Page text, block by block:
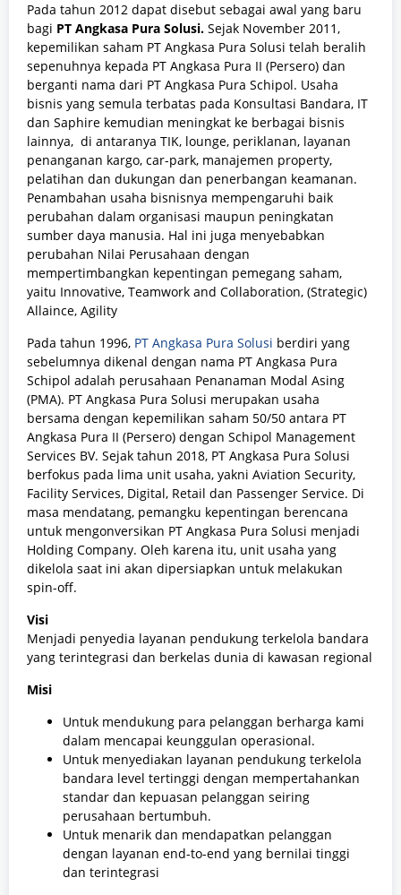
Pada tahun 2012 dapat disebut sebagai awal yang baru
bagi PT Angkasa Pura Solusi. Sejak November 2011,
kepemilikan saham PT Angkasa Pura Solusi telah beralih
sepenuhnya kepada PT Angkasa Pura II (Persero) dan
berganti nama dari PT Angkasa Pura Schipol. Usaha
bisnis yang semula terbatas pada Konsultasi Bandara, IT
dan Saphire kemudian meningkat ke berbagai bisnis
lainnya, di antaranya TIK, lounge, periklanan, layanan
penanganan kargo, car-park, manajemen property,
pelatihan dan dukungan dan penerbangan keamanan.
Penambahan usaha bisnisnya mempengaruhi baik
perubahan dalam organisasi maupun peningkatan
sumber daya manusia. Hal ini juga menyebabkan
perubahan Nilai Perusahaan dengan
mempertimbangkan kepentingan pemegang saham,
yaitu Innovative, Teamwork and Collaboration, (Strategic)
Allaince, Agility
Pada tahun 1996, PT Angkasa Pura Solusi berdiri yang
sebelumnya dikenal dengan nama PT Angkasa Pura
Schipol adalah perusahaan Penanaman Modal Asing
(PMA). PT Angkasa Pura Solusi merupakan usaha
bersama dengan kepemilikan saham 50/50 antara PT
Angkasa Pura II (Persero) dengan Schipol Management
Services BV. Sejak tahun 2018, PT Angkasa Pura Solusi
berfokus pada lima unit usaha, yakni Aviation Security,
Facility Services, Digital, Retail dan Passenger Service. Di
masa mendatang, pemangku kepentingan berencana
untuk mengonversikan PT Angkasa Pura Solusi menjadi
Holding Company. Oleh karena itu, unit usaha yang
dikelola saat ini akan dipersiapkan untuk melakukan
spin-off.
Visi
Menjadi penyedia layanan pendukung terkelola bandara
yang terintegrasi dan berkelas dunia di kawasan regional
Misi
Untuk mendukung para pelanggan berharga kami
dalam mencapai keunggulan operasional.
Untuk menyediakan layanan pendukung terkelola
bandara level tertinggi dengan mempertahankan
standar dan kepuasan pelanggan seiring
perusahaan bertumbuh.
Untuk menarik dan mendapatkan pelanggan
dengan layanan end-to-end yang bernilai tinggi
dan terintegrasi